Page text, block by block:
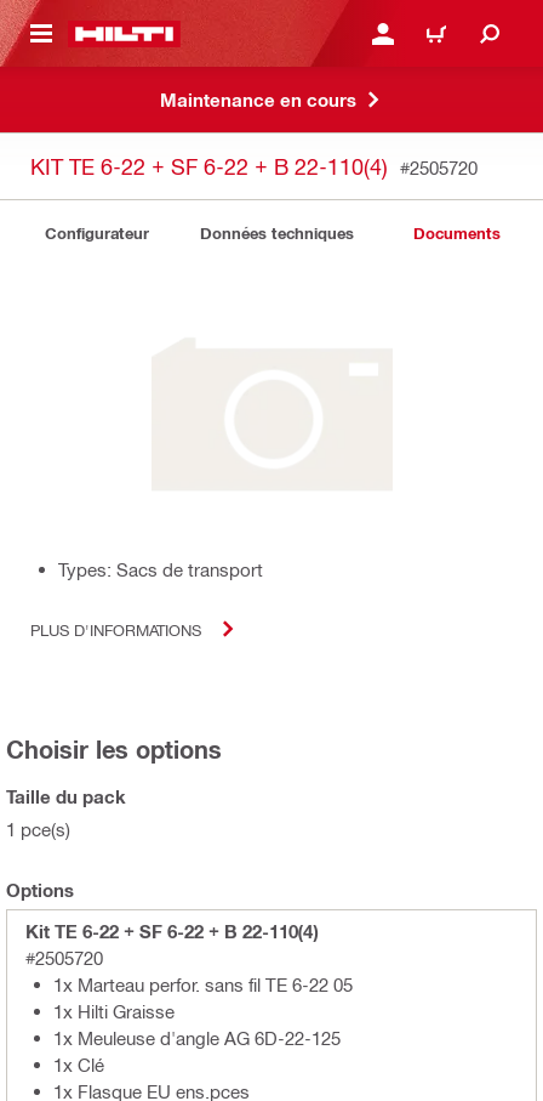
CONTENT CONNEXION OU
PANIER
Maintenance en cours
KIT TE 6-22 + SF 6-22 + B 22-110(4) #2505720
Configurateur Données techniques Documents
Types: Sacs de transport
PLUS D'INFORMATIONS
Choisir les options
Taille du pack
1 pce(s)
Options
Kit TE 6-22 + SF 6-22 + B 22-110(4)
#2505720
1x Marteau perfor. sans fil TE 6-22 05
1x Hilti Graisse
1x Meuleuse d'angle AG 6D-22-125
1x Clé
1x Flasque EU ens.pces